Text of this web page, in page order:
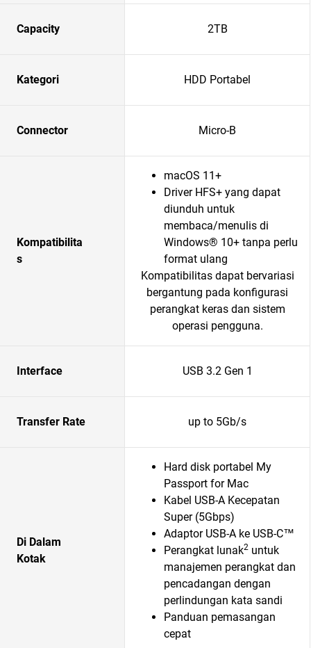
Capacity 2TB
Kategori HDD Portabel
Connector Micro-B
Kompatibilita
s
macOS 11+
Driver HFS+ yang dapat
diunduh untuk
membaca/menulis di
Windows® 10+ tanpa perlu
format ulang
Kompatibilitas dapat bervariasi
bergantung pada konfigurasi
perangkat keras dan sistem
operasi pengguna.
Interface USB 3.2 Gen 1
Transfer Rate up to 5Gb/s
Di Dalam
Kotak
Hard disk portabel My
Passport for Mac
Kabel USB-A Kecepatan
Super (5Gbps)
Adaptor USB-A ke USB-C™
Perangkat lunak2 untuk
manajemen perangkat dan
pencadangan dengan
perlindungan kata sandi
Panduan pemasangan
cepat